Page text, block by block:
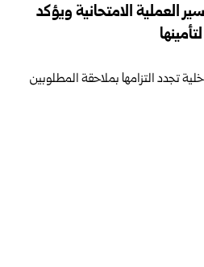
العملية الامتحانية ويؤكد